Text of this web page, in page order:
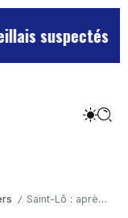
/ Saint-Lô : après l’incendie de l’hôtel Mercure, le bar Le Celtic rouvre ses portes sans dommage majeur